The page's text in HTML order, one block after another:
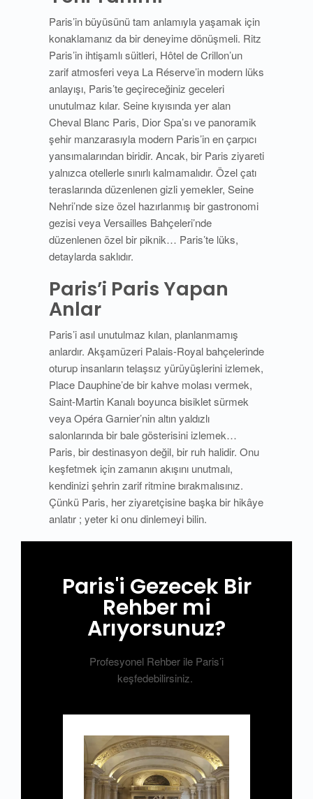
Paris’in büyüsünü tam anlamıyla yaşamak için
konaklamanız da bir deneyime dönüşmeli. Ritz
Paris’in ihtişamlı süitleri, Hôtel de Crillon’un
zarif atmosferi veya La Réserve’in modern lüks
anlayışı, Paris’te geçireceğiniz geceleri
unutulmaz kılar. Seine kıyısında yer alan
Cheval Blanc Paris, Dior Spa’sı ve panoramik
şehir manzarasıyla modern Paris’in en çarpıcı
yansımalarından biridir. Ancak, bir Paris ziyareti
yalnızca otellerle sınırlı kalmamalıdır. Özel çatı
teraslarında düzenlenen gizli yemekler, Seine
Nehri’nde size özel hazırlanmış bir gastronomi
gezisi veya Versailles Bahçeleri’nde
düzenlenen özel bir piknik… Paris’te lüks,
detaylarda saklıdır.
Paris’i Paris Yapan
Anlar
Paris’i asıl unutulmaz kılan, planlanmamış
anlardır. Akşamüzeri Palais-Royal bahçelerinde
oturup insanların telaşsız yürüyüşlerini izlemek,
Place Dauphine’de bir kahve molası vermek,
Saint-Martin Kanalı boyunca bisiklet sürmek
veya Opéra Garnier’nin altın yaldızlı
salonlarında bir bale gösterisini izlemek…
Paris, bir destinasyon değil, bir ruh halidir. Onu
keşfetmek için zamanın akışını unutmalı,
kendinizi şehrin zarif ritmine bırakmalısınız.
Çünkü Paris, her ziyaretçisine başka bir hikâye
anlatır ; yeter ki onu dinlemeyi bilin.
Paris'i Gezecek Bir
Rehber mi
Arıyorsunuz?
Profesyonel Rehber ile Paris’i
keşfedebilirsiniz.